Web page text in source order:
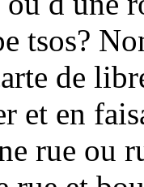
tsos?
de
et en
rue ou